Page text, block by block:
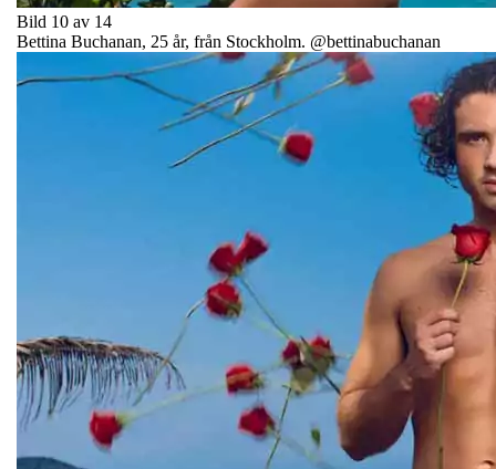
Bild 10 av 14
Bettina Buchanan, 25 år, från Stockholm. @bettinabuchanan